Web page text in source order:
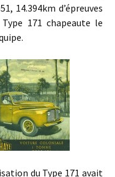
14.394km d’épreuves
171 chapeaute le
du Type 171 avait